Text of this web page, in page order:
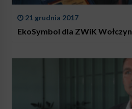
21 grudnia 2017
EkoSymbol dla ZWiK Wołczyn